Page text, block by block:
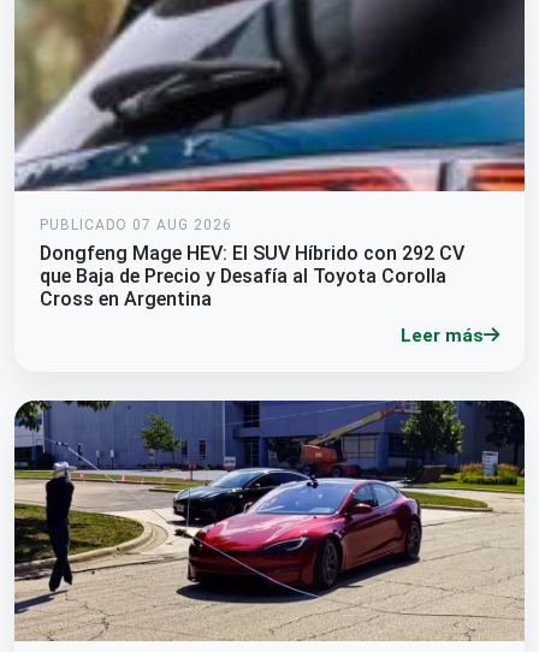
PUBLICADO 07 AUG 2026
Dongfeng Mage HEV: El SUV Híbrido con 292 CV
que Baja de Precio y Desafía al Toyota Corolla
Cross en Argentina
Leer más